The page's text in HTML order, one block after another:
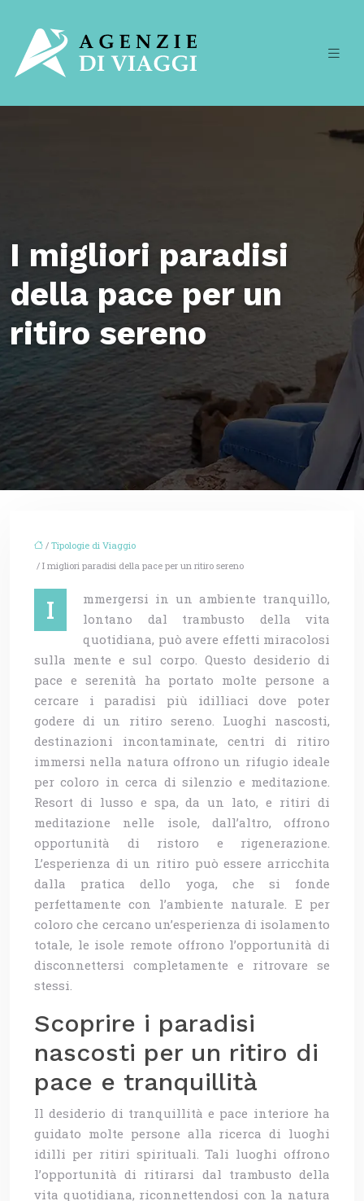
I migliori paradisi
della pace per un
ritiro sereno
/ Tipologie di Viaggio
/ I migliori paradisi della pace per un ritiro sereno
I
mmergersi in un ambiente tranquillo,
lontano dal trambusto della vita
quotidiana, può avere effetti miracolosi
sulla mente e sul corpo. Questo desiderio di
pace e serenità ha portato molte persone a
cercare i paradisi più idilliaci dove poter
godere di un ritiro sereno. Luoghi nascosti,
destinazioni incontaminate, centri di ritiro
immersi nella natura offrono un rifugio ideale
per coloro in cerca di silenzio e meditazione.
Resort di lusso e spa, da un lato, e ritiri di
meditazione nelle isole, dall’altro, offrono
opportunità di ristoro e rigenerazione.
L’esperienza di un ritiro può essere arricchita
dalla pratica dello yoga, che si fonde
perfettamente con l’ambiente naturale. E per
coloro che cercano un’esperienza di isolamento
totale, le isole remote offrono l’opportunità di
disconnettersi completamente e ritrovare se
stessi.
Scoprire i paradisi
nascosti per un ritiro di
pace e tranquillità
Il desiderio di tranquillità e pace interiore ha
guidato molte persone alla ricerca di luoghi
idilli per ritiri spirituali. Tali luoghi offrono
l’opportunità di ritirarsi dal trambusto della
vita quotidiana, riconnettendosi con la natura